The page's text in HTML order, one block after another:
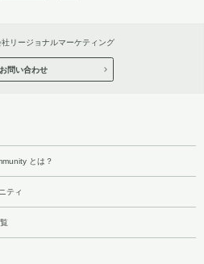
社リージョナルマーケティング
お問い合わせ
とは？
ティ